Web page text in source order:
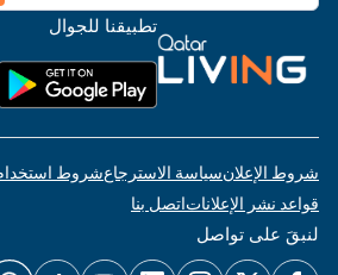
تطبيقنا للجوال
شروط الإعلانسياسة الاسترجاعشروط
قواعد نشر الإعلاناتاتصل بنا
لنبقَ على تواصل